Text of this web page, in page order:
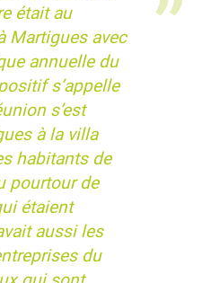
était au
Martigues avec
annuelle du
s’appelle
s’est
à la villa
habitants de
pourtour de
étaient
aussi les
du